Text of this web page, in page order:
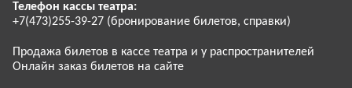
Телефон кассы театра:
+7(473)255-39-27 (бронирование билетов, справки)
Продажа билетов в кассе театра и у распространителей
Онлайн заказ билетов на сайте